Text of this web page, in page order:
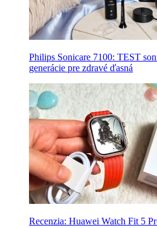
Philips Sonicare 7100: TEST
generácie pre zdravé ďasná
Recenzia: Huawei Watch Fit 5